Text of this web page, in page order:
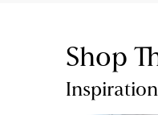
Shop